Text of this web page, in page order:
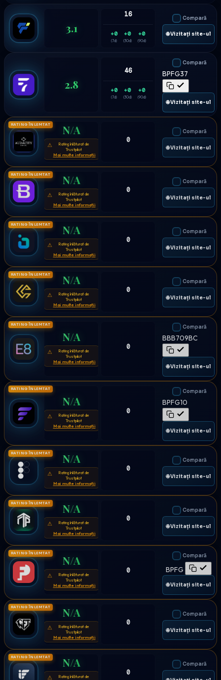
3.1
16
+0
(7d)
+0
(30d)
+0
(90d)
Compară
🌐 Vizitați site-ul
2.8
46
+0
(7d)
+0
(30d)
+0
(90d)
Compară
BPFG37
🌐 Vizitați site-ul
RATING ÎNLEMTAT N/A
⚠
Rating înlăturat de
Trustpilot
Mai multe informații
0
Compară
🌐 Vizitați site-ul
RATING ÎNLEMTAT N/A
⚠
Rating înlăturat de
Trustpilot
Mai multe informații
0
Compară
🌐 Vizitați site-ul
RATING ÎNLEMTAT N/A
⚠
Rating înlăturat de
Trustpilot
Mai multe informații
0
Compară
🌐 Vizitați site-ul
RATING ÎNLEMTAT N/A
⚠
Rating înlăturat de
Trustpilot
Mai multe informații
0
Compară
🌐 Vizitați site-ul
RATING ÎNLEMTAT
N/A
⚠
Rating înlăturat de
Trustpilot
Mai multe informații
0
Compară
BBB709BC
🌐 Vizitați site-ul
RATING ÎNLEMTAT
N/A
⚠
Rating înlăturat de
Trustpilot
Mai multe informații
0
Compară
BPFG10
🌐 Vizitați site-ul
RATING ÎNLEMTAT N/A
⚠
Rating înlăturat de
Trustpilot
Mai multe informații
0
Compară
🌐 Vizitați site-ul
RATING ÎNLEMTAT N/A
⚠
Rating înlăturat de
Trustpilot
Mai multe informații
0
Compară
🌐 Vizitați site-ul
RATING ÎNLEMTAT
N/A
⚠
Rating înlăturat de
Trustpilot
Mai multe informații
0
Compară
BPFG
🌐 Vizitați site-ul
RATING ÎNLEMTAT N/A
⚠
Rating înlăturat de
Trustpilot
Mai multe informații
0
Compară
🌐 Vizitați site-ul
RATING ÎNLEMTAT N/A
⚠
Rating înlăturat de
0
Compară